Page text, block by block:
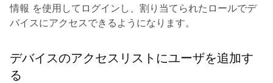
情報 を使用してログインし、割り当てられたロールでデ
バイスにアクセスできるようになります。
デバイスのアクセスリストにユーザを追加す
る